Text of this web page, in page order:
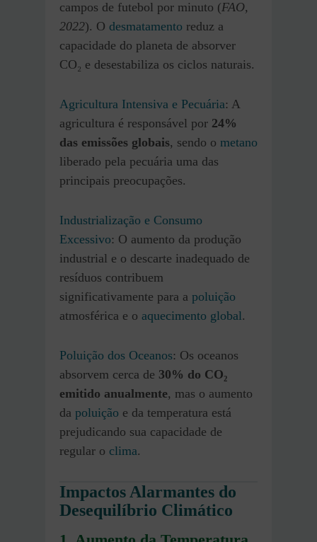
campos de futebol por minuto (FAO,
2022). O desmatamento reduz a
capacidade do planeta de absorver
CO₂ e desestabiliza os ciclos naturais.
Agricultura Intensiva e Pecuária: A
agricultura é responsável por 24%
das emissões globais, sendo o metano
liberado pela pecuária uma das
principais preocupações.
Industrialização e Consumo
Excessivo: O aumento da produção
industrial e o descarte inadequado de
resíduos contribuem
significativamente para a poluição
atmosférica e o aquecimento global.
Poluição dos Oceanos: Os oceanos
absorvem cerca de 30% do CO₂
emitido anualmente, mas o aumento
da poluição e da temperatura está
prejudicando sua capacidade de
regular o clima.
Impactos Alarmantes do
Desequilíbrio Climático